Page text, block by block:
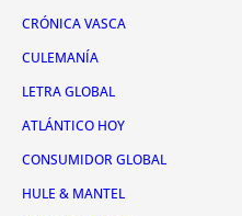
CRÓNICA VASCA
CULEMANÍA
LETRA GLOBAL
ATLÁNTICO HOY
CONSUMIDOR GLOBAL
HULE & MANTEL